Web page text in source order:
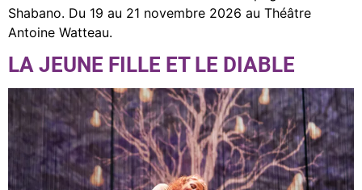
Shabano. Du 19 au 21 novembre 2026 au Théâtre
Antoine Watteau.
LA JEUNE FILLE ET LE DIABLE